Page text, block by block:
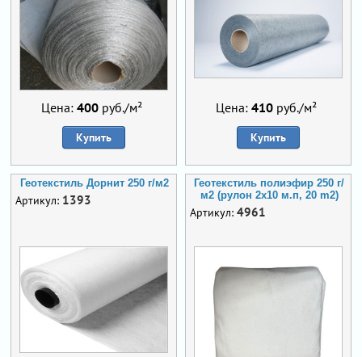
Цена: 400 руб./м²
Купить
Цена: 410 руб./м²
Купить
Геотекстиль Дорнит 250 г/м2
Артикул: 1393
Геотекстиль полиэфир 250 г/
м2 (рулон 2х10 м.п, 20 m2)
Артикул: 4961